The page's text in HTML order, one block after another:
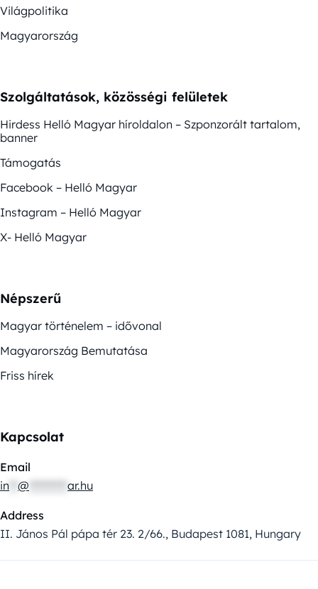
Világpolitika
Magyarország
Szolgáltatások, közösségi felületek
Hirdess Helló Magyar híroldalon – Szponzorált tartalom,
banner
Támogatás
Facebook – Helló Magyar
Instagram – Helló Magyar
X- Helló Magyar
Népszerű
Magyar történelem – idővonal
Magyarország Bemutatása
Friss hírek
Kapcsolat
Email
in @ ar.hu
Address
II. János Pál pápa tér 23. 2/66., Budapest 1081, Hungary